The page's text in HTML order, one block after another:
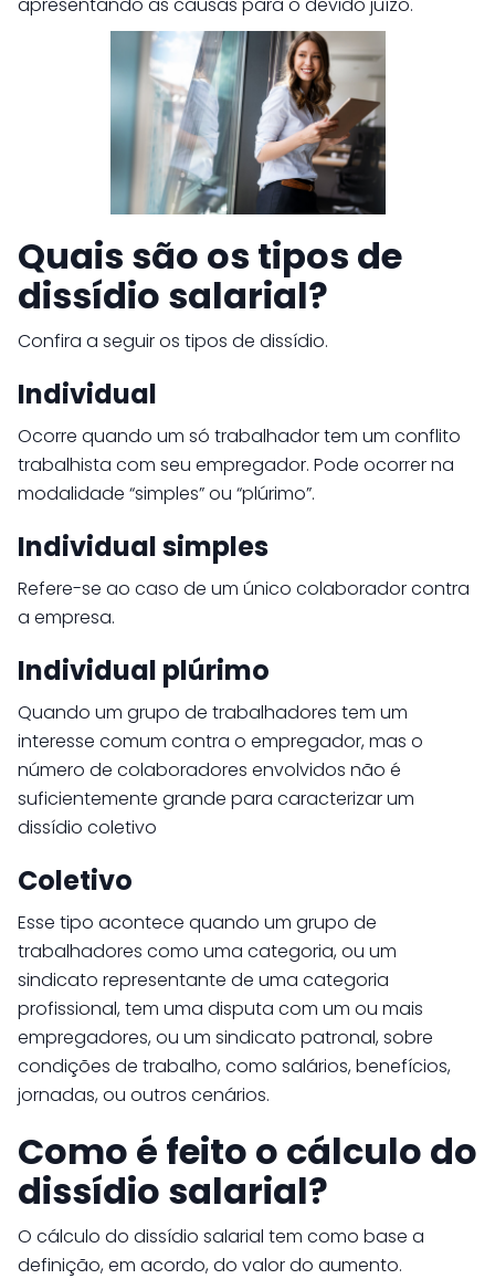
Quais são os tipos de
dissídio salarial?
Confira a seguir os tipos de dissídio.
Individual
Ocorre quando um só trabalhador tem um conflito
trabalhista com seu empregador. Pode ocorrer na
modalidade “simples” ou “plúrimo”.
Individual simples
Refere-se ao caso de um único colaborador contra
a empresa.
Individual plúrimo
Quando um grupo de trabalhadores tem um
interesse comum contra o empregador, mas o
número de colaboradores envolvidos não é
suficientemente grande para caracterizar um
dissídio coletivo
Coletivo
Esse tipo acontece quando um grupo de
trabalhadores como uma categoria, ou um
sindicato representante de uma categoria
profissional, tem uma disputa com um ou mais
empregadores, ou um sindicato patronal, sobre
condições de trabalho, como salários, benefícios,
jornadas, ou outros cenários.
Como é feito o cálculo do
dissídio salarial?
O cálculo do dissídio salarial tem como base a
definição, em acordo, do valor do aumento.